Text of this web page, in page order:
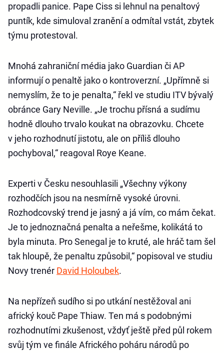
propadli panice. Pape Ciss si lehnul na penaltový
puntík, kde simuloval zranění a odmítal vstát, zbytek
týmu protestoval.
Mnohá zahraniční média jako Guardian či AP
informují o penaltě jako o kontroverzní. „Upřímně si
nemyslím, že to je penalta,“ řekl ve studiu ITV bývalý
obránce Gary Neville. „Je trochu přísná a sudímu
hodně dlouho trvalo koukat na obrazovku. Chcete
v jeho rozhodnutí jistotu, ale on příliš dlouho
pochyboval,“ reagoval Roye Keane.
Experti v Česku nesouhlasili „Všechny výkony
rozhodčích jsou na nesmírně vysoké úrovni.
Rozhodcovský trend je jasný a já vím, co mám čekat.
Je to jednoznačná penalta a neřešme, kolikátá to
byla minuta. Pro Senegal je to kruté, ale hráč tam šel
tak hloupě, že penaltu způsobil,“ popisoval ve studiu
Novy trenér David Holoubek.
Na nepřízeň sudího si po utkání nestěžoval ani
africký kouč Pape Thiaw. Ten má s podobnými
rozhodnutími zkušenost, vždyť ještě před půl rokem
svůj tým ve finále Afrického poháru národů po